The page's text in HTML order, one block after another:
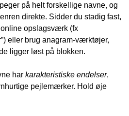
på helt forskellige navne, og
direkte. Sidder du stadig fast,
opslagsværk (fx
eller brug anagram-værktøjer,
ligger løst på blokken.
har karakteristiske endelser,
pejlemærker. Hold øje